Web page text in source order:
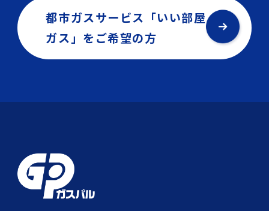
都市ガスサービス「いい部屋
ガス」を ご希望の方